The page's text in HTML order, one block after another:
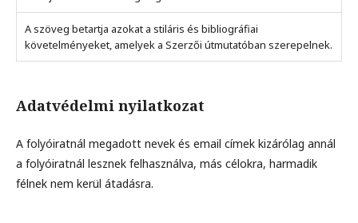
A szöveg betartja azokat a stiláris és bibliográfiai
követelményeket, amelyek a Szerzői útmutatóban szerepelnek.
Adatvédelmi nyilatkozat
A folyóiratnál megadott nevek és email címek kizárólag annál
a folyóiratnál lesznek felhasználva, más célokra, harmadik
félnek nem kerül átadásra.